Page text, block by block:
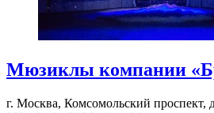
Мюзиклы компании
г. Москва, Комсомольский проспект,